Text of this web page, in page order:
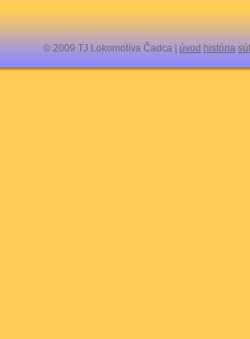
© 2009 TJ Lokomotíva Čadca | úvod história